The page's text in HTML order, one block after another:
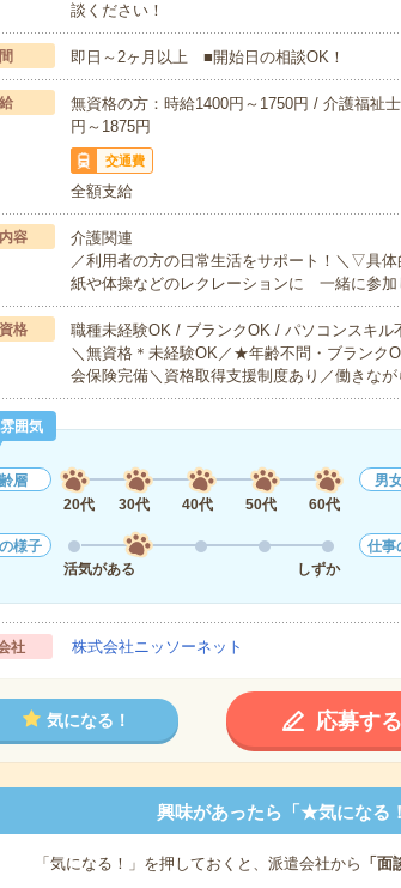
談ください！
即日～2ヶ月以上 ■開始日の相談OK！
無資格の方：時給1400円～1750円 / 介護福祉
円～1875円
交通費
全額支給
容
介護関連
／利用者の方の日常生活をサポート！＼▽具
紙や体操などのレクレーションに 一緒に参
格
職種未経験OK / ブランクOK / パソコンスキル
＼無資格＊未経験OK／★年齢不問・ブラン
会保険完備＼資格取得支援制度あり／働きな
囲気
層
20代
30代 40代 50代 60代
男
様子
活気がある
しずか
仕事
社 株式会社ニッソーネット
気になる！ 応募する
興味があったら「★気になる
「気になる！」を押しておくと、派遣会社から 「面